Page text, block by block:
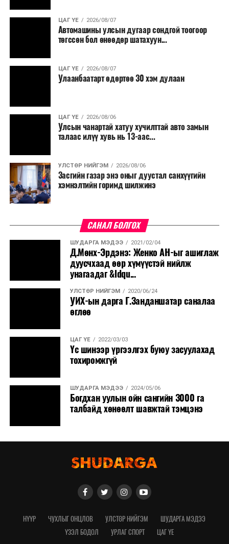
ЦАГ ҮЕ 2026/08/07
Автомашины улсын дугаар сондгой тоогоор
төгссөн бол өнөөдөр шатахуун...
ЦАГ ҮЕ 2026/08/07
Улаанбаатарт өдөртөө 30 хэм дулаан
ЦАГ ҮЕ 2026/08/06
Улсын чанартай хатуу хучилттай авто замын
талаас илүү хувь нь 13-аас...
УЛСТӨР НИЙГЭМ 2026/08/06
Засгийн газар энэ оныг дуустал санхүүгийн
хэмнэлтийн горимд шилжинэ
САНАЛ БОЛГОХ
ШУДАРГА МЭДЭЭ 2021/02/04
Д.Мөнх-Эрдэнэ: Женко АН-ыг ашиглаж
дуусчхаад өөр хүмүүстэй нийлж
унагаадаг &ldqu...
УЛСТӨР НИЙГЭМ 2020/06/24
УИХ-ын дарга Г.Занданшатар саналаа
өглөө
ЦАГ ҮЕ 2022/03/03
Үс шинээр үргээлгэх буюу засуулахад
тохиромжгүй
ШУДАРГА МЭДЭЭ 2024/05/06
Богдхан уулын ойн сангийн 3000 га
талбайд хөнөөлт шавжтай тэмцэнэ
НҮҮР ЧУХЛЫГ ОНЦЛОВ УЛСТӨР НИЙГЭМ
ШУДАРГА МЭДЭЭ
ҮЗЭЛ БОДОЛ
УРЛАГ СПОРТ ЦАГ ҮЕ